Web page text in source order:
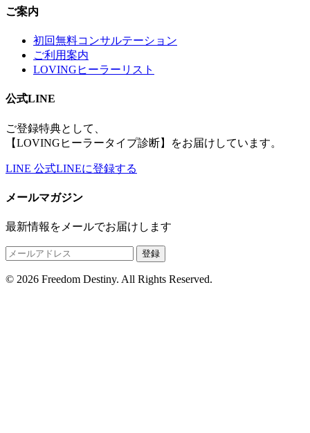
ご案内
初回無料コンサルテーション
ご利用案内
LOVINGヒーラーリスト
公式LINE
ご登録特典として、
【LOVINGヒーラータイプ診断】をお届けしています。
LINE 公式LINEに登録する
メールマガジン
最新情報をメールでお届けします
登録
© 2026 Freedom Destiny. All Rights Reserved.